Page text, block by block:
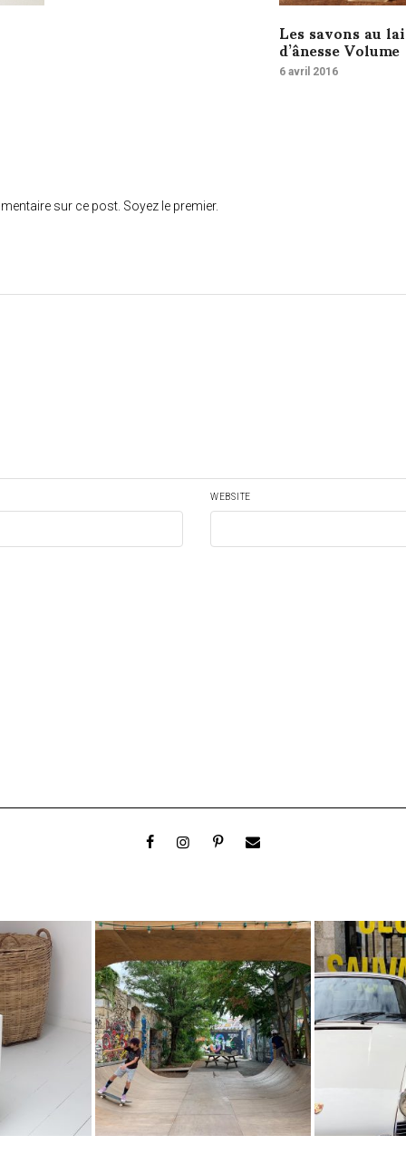
Les savons au
d’ânesse Volume
6 avril 2016
sur ce post. Soyez le premier.
WEBSITE